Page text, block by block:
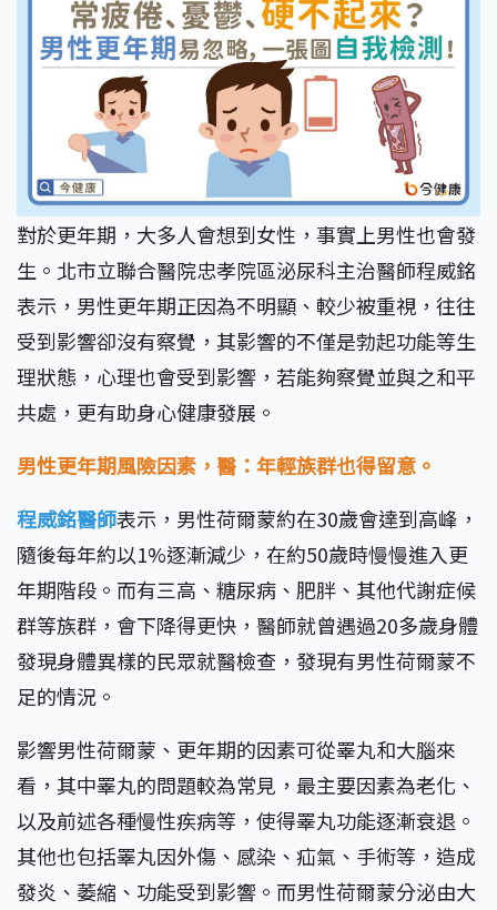
對於更年期，大多人會想到女性，事實上男性也會發
生。北市立聯合醫院忠孝院區泌尿科主治醫師程威銘
表示，男性更年期正因為不明顯、較少被重視，往往
受到影響卻沒有察覺，其影響的不僅是勃起功能等生
理狀態，心理也會受到影響，若能夠察覺並與之和平
共處，更有助身心健康發展。
男性更年期風險因素，醫：年輕族群也得留意。
程威銘醫師表示，男性荷爾蒙約在30歲會達到高峰，
隨後每年約以1%逐漸減少，在約50歲時慢慢進入更
年期階段。而有三高、糖尿病、肥胖、其他代謝症候
群等族群，會下降得更快，醫師就曾遇過20多歲身體
發現身體異樣的民眾就醫檢查，發現有男性荷爾蒙不
足的情況。
影響男性荷爾蒙、更年期的因素可從睪丸和大腦來
看，其中睪丸的問題較為常見，最主要因素為老化、
以及前述各種慢性疾病等，使得睪丸功能逐漸衰退。
其他也包括睪丸因外傷、感染、疝氣、手術等，造成
發炎、萎縮、功能受到影響。而男性荷爾蒙分泌由大